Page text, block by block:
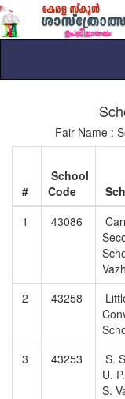
Fair Name :
#
School
Code
1
43086
2 43258
3 43253
S.
U. P.
S.